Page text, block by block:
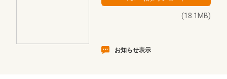
(18.1MB)
お知らせ表示